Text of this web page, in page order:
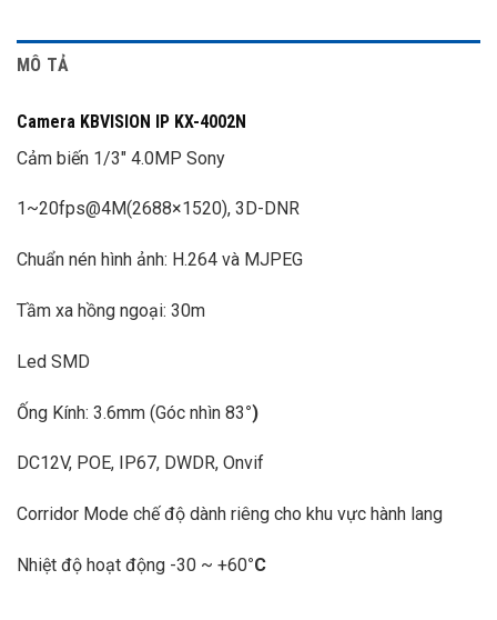
MÔ TẢ
Camera KBVISION IP KX-4002N
Cảm biến 1/3″ 4.0MP Sony
1~20fps@4M(2688×1520), 3D-DNR
Chuẩn nén hình ảnh: H.264 và MJPEG
Tầm xa hồng ngoại: 30m
Led SMD
Ống Kính: 3.6mm (Góc nhìn 83°)
DC12V, POE, IP67, DWDR, Onvif
Corridor Mode chế độ dành riêng cho khu vực hành lang
Nhiệt độ hoạt động -30 ~ +60°C